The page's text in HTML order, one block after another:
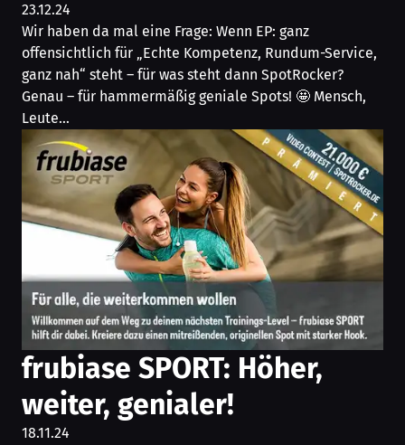
23.12.24
Wir haben da mal eine Frage: Wenn EP: ganz
offensichtlich für „Echte Kompetenz, Rundum-Service,
ganz nah“ steht – für was steht dann SpotRocker?
Genau – für hammermäßig geniale Spots! 🤩 Mensch,
Leute…
frubiase SPORT: Höher,
weiter, genialer!
18.11.24